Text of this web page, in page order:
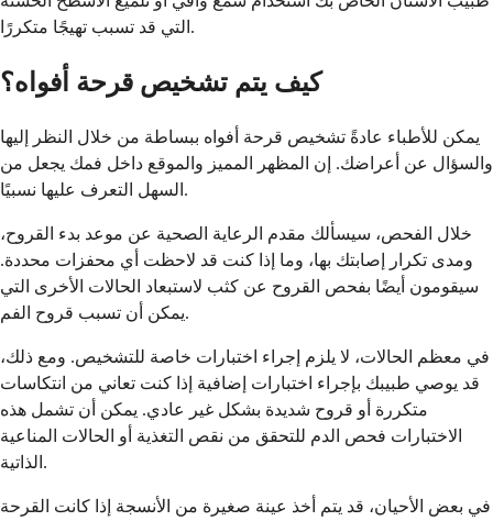
التي قد تسبب تهيجًا متكررًا.
كيف يتم تشخيص قرحة أفواه؟
يمكن للأطباء عادةً تشخيص قرحة أفواه ببساطة من خلال النظر إليها
والسؤال عن أعراضك. إن المظهر المميز والموقع داخل فمك يجعل من
السهل التعرف عليها نسبيًا.
خلال الفحص، سيسألك مقدم الرعاية الصحية عن موعد بدء القروح،
ومدى تكرار إصابتك بها، وما إذا كنت قد لاحظت أي محفزات محددة.
سيقومون أيضًا بفحص القروح عن كثب لاستبعاد الحالات الأخرى التي
يمكن أن تسبب قروح الفم.
في معظم الحالات، لا يلزم إجراء اختبارات خاصة للتشخيص. ومع ذلك،
قد يوصي طبيبك بإجراء اختبارات إضافية إذا كنت تعاني من انتكاسات
متكررة أو قروح شديدة بشكل غير عادي. يمكن أن تشمل هذه
الاختبارات فحص الدم للتحقق من نقص التغذية أو الحالات المناعية
الذاتية.
في بعض الأحيان، قد يتم أخذ عينة صغيرة من الأنسجة إذا كانت القرحة